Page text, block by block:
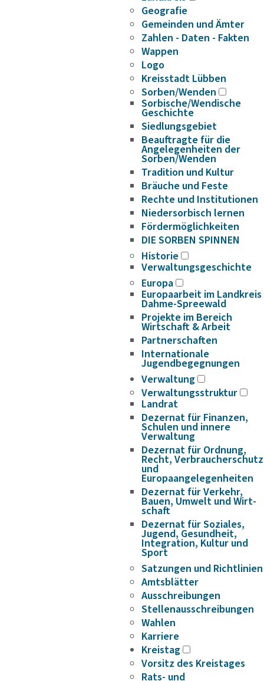
Geografie
Gemeinden und Ämter
Zahlen - Daten - Fakten
Wappen
Logo
Kreisstadt Lübben
Sorben/Wenden
Sorbische/Wendische
Geschichte
Siedlungsgebiet
Beauftragte für die
Angelegenheiten der
Sorben/Wenden
Tradition und Kultur
Bräuche und Feste
Rechte und Institutionen
Niedersorbisch lernen
Fördermöglichkeiten
DIE SORBEN SPINNEN
Historie
Verwaltungsgeschichte
Europa
Europaarbeit im Landkreis
Dahme-Spreewald
Projekte im Bereich
Wirtschaft & Arbeit
Partnerschaften
Internationale
Jugendbegegnungen
Verwaltung
Verwaltungsstruktur
Landrat
Dezernat für Finanzen,
Schulen und innere
Verwaltung
Dezernat für Ordnung,
Recht, Verbraucherschutz
und
Europaangelegenheiten
Dezernat für Verkehr,
Bauen, Umwelt und Wirt­
schaft
Dezernat für Soziales,
Jugend, Gesundheit,
Integration, Kultur und
Sport
Satzungen und Richtlinien
Amtsblätter
Ausschreibungen
Stellenausschreibungen
Wahlen
Karriere
Kreistag
Vorsitz des Kreistages
Rats- und